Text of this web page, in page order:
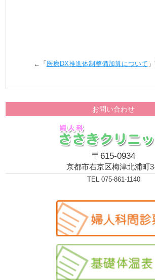
←「 医療DX推進体制整備加算について
お問い合わせ
〒615-0934
京都市右京区梅津北浦町
TEL 075-861-1140